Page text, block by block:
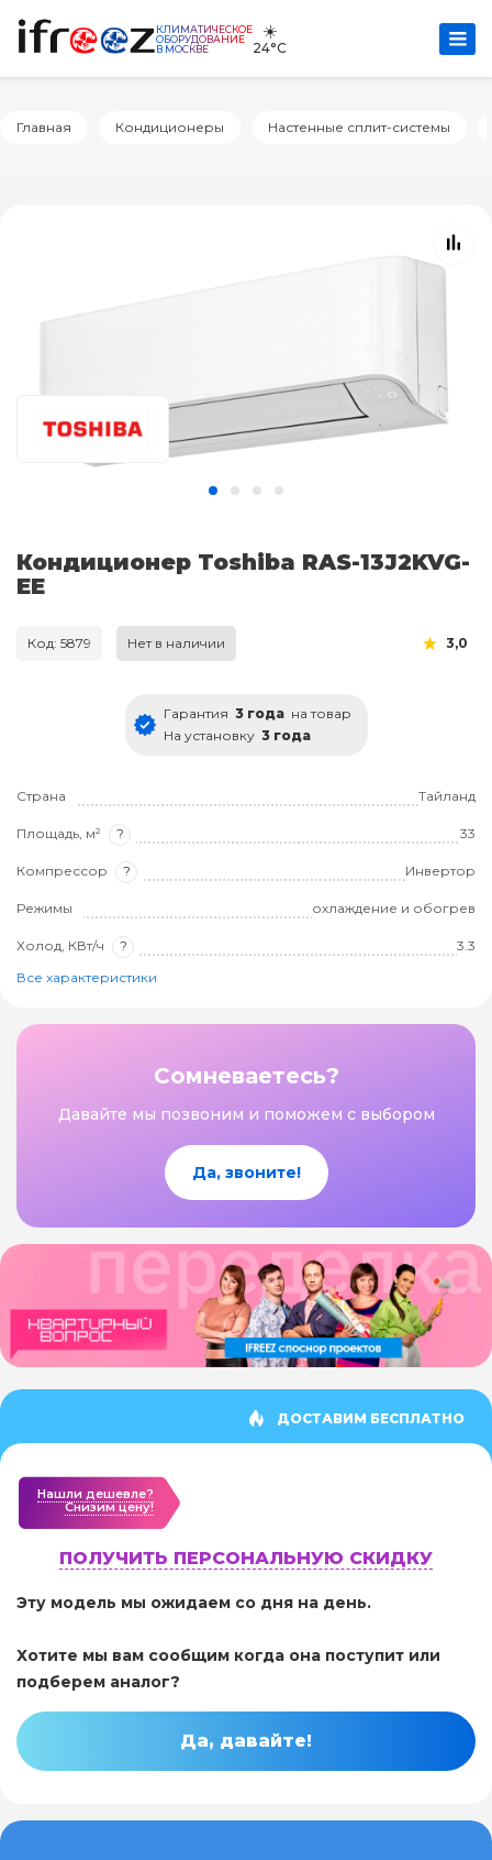
КЛИМАТИЧЕСКОЕ
ОБОРУДОВАНИЕ
В МОСКВЕ
☀️
24°C
Главная Кондиционеры Настенные сплит-системы
Кондиционер Toshiba RAS-13J2KVG-
EE
Код: 5879 Нет в наличии 3,0
Гарантия 3 года на товар
На установку 3 года
Страна Тайланд
Площадь, м² ? 33
Компрессор ? Инвертор
Режимы охлаждение и обогрев
Холод, КВт/ч ?
3.3
Все характеристики
Сомневаетесь?
Давайте мы позвоним и поможем с выбором
Да, звоните!
ДОСТАВИМ БЕСПЛАТНО
Нашли дешевле?
Cнизим цену!
ПОЛУЧИТЬ ПЕРСОНАЛЬНУЮ СКИДКУ
Эту модель мы ожидаем со дня на день.
Хотите мы вам сообщим когда она поступит или
подберем аналог?
Да, давайте!